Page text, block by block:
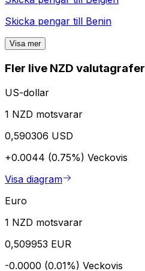
Skicka pengar till Benin
Visa mer
Fler live NZD valutagrafer
US-dollar
1 NZD motsvarar
0,590306 USD
+0.0044 (0.75%) Veckovis
Visa diagram
Euro
1 NZD motsvarar
0,509953 EUR
-0.0000 (0.01%) Veckovis